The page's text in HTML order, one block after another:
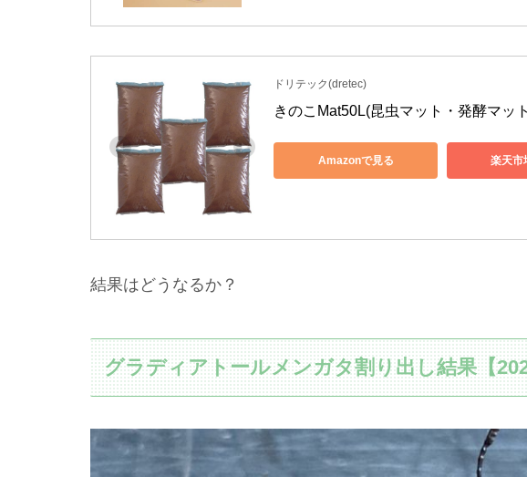
ドリテック(dretec)
きのこMat50L(昆虫マット・発酵マット
Amazonで見る 楽天市
結果はどうなるか？
グラディアトールメンガタ割り出し結果【